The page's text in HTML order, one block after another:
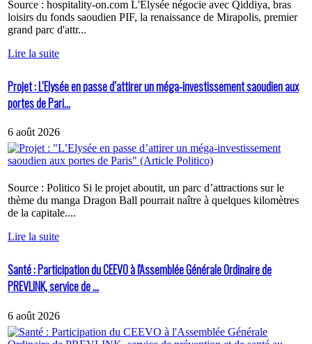
Source : hospitality-on.com L'Élysée négocie avec Qiddiya, bras
loisirs du fonds saoudien PIF, la renaissance de Mirapolis, premier
grand parc d'attr...
Lire la suite
Projet : L’Elysée en passe d’attirer un méga-investissement saoudien aux
portes de Pari...
6 août 2026
Source : Politico Si le projet aboutit, un parc d’attractions sur le
thème du manga Dragon Ball pourrait naître à quelques kilomètres
de la capitale....
Lire la suite
Santé : Participation du CEEVO à l'Assemblée Générale Ordinaire de
PREVLINK, service de ...
6 août 2026